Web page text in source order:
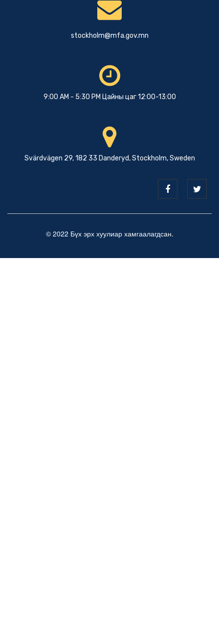
stockholm@mfa.gov.mn
9:00 AM - 5:30 PM Цайны цаг 12:00-13:00
Svärdvägen 29, 182 33 Danderyd, Stockholm, Sweden
© 2022 Бүх эрх хуулиар хамгаалагдсан.